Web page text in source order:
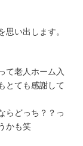
い出します。
て老人ホーム入
とても感謝して
らどっち？？っ
かも笑